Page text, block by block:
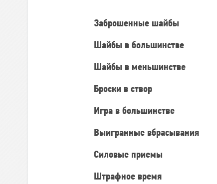
Заброшенные шайбы
Шайбы в большинстве
Шайбы в меньшинстве
Броски в створ
Игра в большинстве
Выигранные вбрасывания
Силовые приемы
Штрафное время